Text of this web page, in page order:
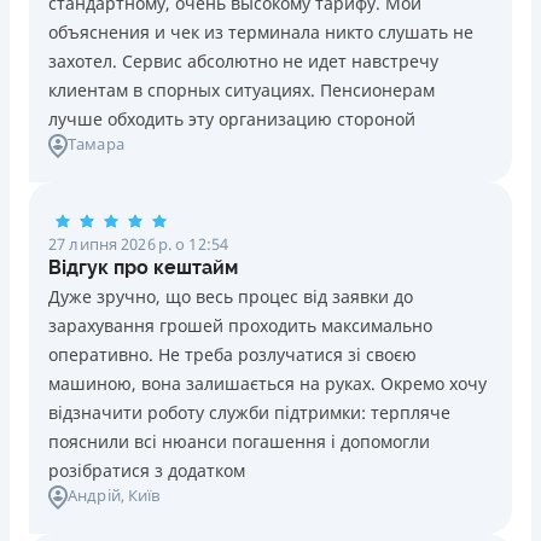
Ліцензія НБУ №10
Вся інформація про кредит
Знижена процентна ставка 0,01% в день для нових
клієнтів на період від 3 до 30 днів (після цього діє
стандартна ставка 1%)
Запитуються лише дані паспорта, ІПН, номер
банківської картки й телефону
Оформляються кредити онлайн 24/7. Розглядаються
кредитною історією
Переказуються гроші на банківську картку відразу
після підписання електронного договору про надання
кредиту
Даруються знижки до -99% постійним клієнтам на
майбутні кредити згідно з програмою лояльності
Програма лояльності для постійних клієнтів
Цілодобова підтримка в Viber, Telegram, Facebook
Недоліки
Нема кредиту для юросіб (ФОП)
объяснения и чек из терминала никто слушать не
захотел. Сервис абсолютно не идет навстречу
клиентам в спорных ситуациях. Пенсионерам
лучше обходить эту организацию стороной
Тамара
27 липня 2026 р. о 12:54
Відгук про кештайм
Дуже зручно, що весь процес від заявки до
зарахування грошей проходить максимально
оперативно. Не треба розлучатися зі своєю
машиною, вона залишається на руках. Окремо хочу
відзначити роботу служби підтримки: терпляче
пояснили всі нюанси погашення і допомогли
розібратися з додатком
Андрій, Київ